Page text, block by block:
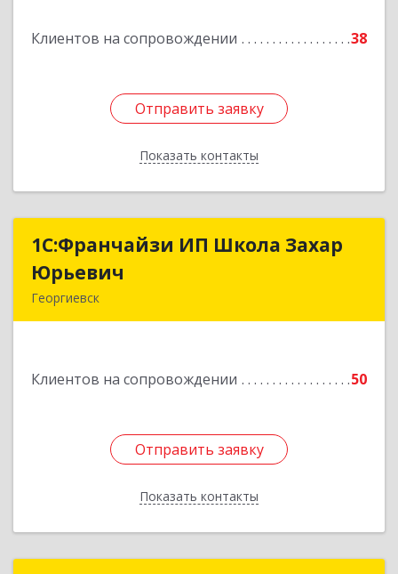
Клиентов на сопровождении 38
Отправить заявку
Показать контакты
Подробнее
Отправить заявку
Назад
1С:Франчайзи ИП Школа Захар
Юрьевич
Георгиевск
Клиентов на сопровождении 50
Отправить заявку
Показать контакты
1С:Франчайзи ИП Школа Захар
Отправить заявку
Назад